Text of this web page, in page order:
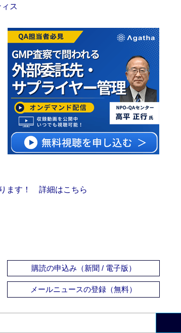
ス
ます！ 詳細はこちら
購読の申込み（新聞 / 電子版）
メールニュースの登録（無料）